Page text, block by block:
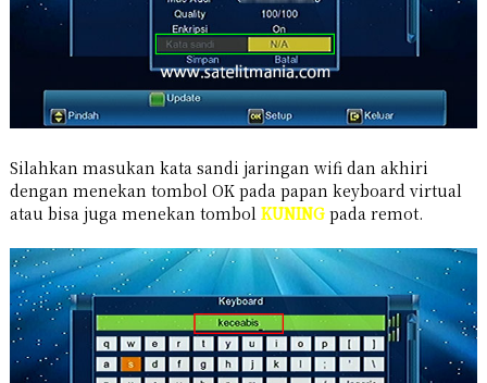
Silahkan masukan kata sandi jaringan wifi dan akhiri
dengan menekan tombol OK pada papan keyboard virtual
atau bisa juga menekan tombol KUNINGpada remot.